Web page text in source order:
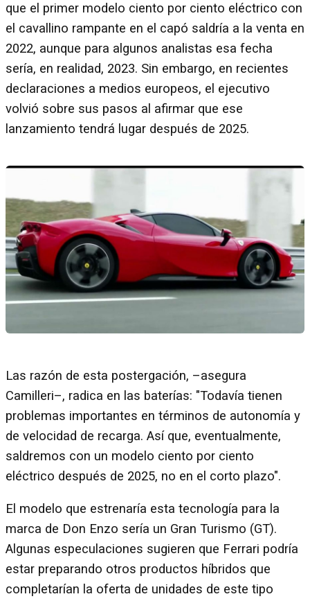
que el primer modelo ciento por ciento eléctrico con
el cavallino rampante en el capó saldría a la venta en
2022, aunque para algunos analistas esa fecha
sería, en realidad, 2023. Sin embargo, en recientes
declaraciones a medios europeos, el ejecutivo
volvió sobre sus pasos al afirmar que ese
lanzamiento tendrá lugar después de 2025.
Las razón de esta postergación, –asegura
Camilleri–, radica en las baterías: "Todavía tienen
problemas importantes en términos de autonomía y
de velocidad de recarga. Así que, eventualmente,
saldremos con un modelo ciento por ciento
eléctrico después de 2025, no en el corto plazo".
El modelo que estrenaría esta tecnología para la
marca de Don Enzo sería un Gran Turismo (GT).
Algunas especulaciones sugieren que Ferrari podría
estar preparando otros productos híbridos que
completarían la oferta de unidades de este tipo